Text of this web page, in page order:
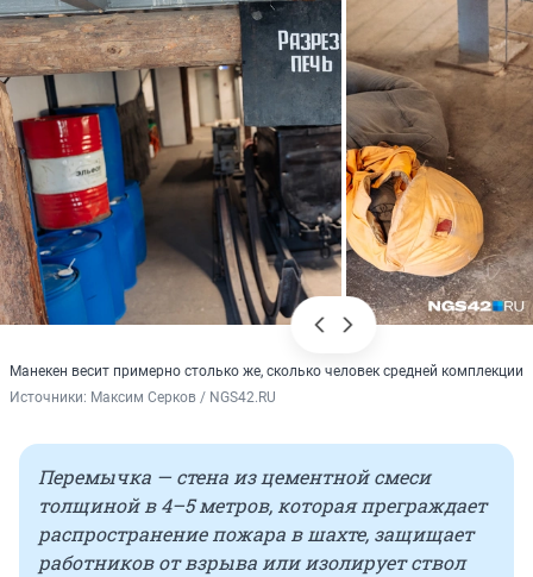
Манекен весит примерно столько же, сколько человек средней комплекции
Источники: Максим Серков / NGS42.RU
Перемычка — стена из цементной смеси
толщиной в 4–5 метров, которая преграждает
распространение пожара в шахте, защищает
работников от взрыва или изолирует ствол